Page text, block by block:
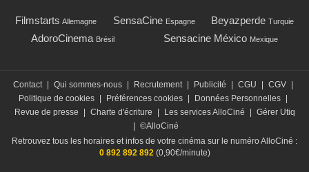
Filmstarts Allemagne SensaCine Espagne Beyazperde Turquie
AdoroCinema Brésil Sensacine México Mexique
Contact Qui sommes-nous Recrutement Publicité CGU CGV
Politique de cookies
Préférences cookies Données Personnelles
Revue de presse
Charte d'écriture Les services AlloCiné
Gérer Utiq
©AlloCiné
Retrouvez tous les horaires et infos de votre cinéma sur le numéro AlloCiné :
0 892 892 892(0,90€/minute)